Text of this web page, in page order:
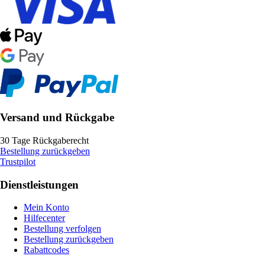
Versand und Rückgabe
30 Tage Rückgaberecht
Bestellung zurückgeben
Trustpilot
Dienstleistungen
Mein Konto
Hilfecenter
Bestellung verfolgen
Bestellung zurückgeben
Rabattcodes